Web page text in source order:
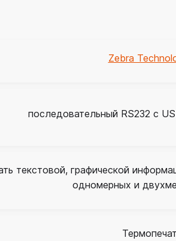
Zebra
последовательный RS232 с
текстовой, графической
одномерных и